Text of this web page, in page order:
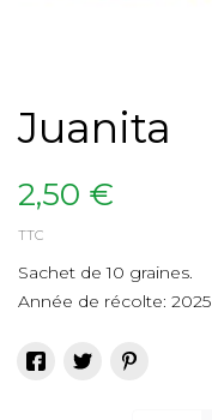
Juanita
2,50 €
TTC
Sachet de 10 graines.
Année de récolte: 2025